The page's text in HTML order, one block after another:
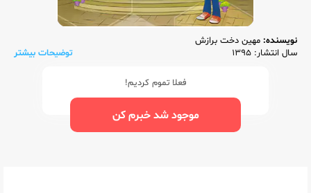
نویسنده: مهین دخت برازش
سال انتشار: 1395
توضیحات بیشتر
فعلا تموم کردیم!
موجود شد خبرم کن